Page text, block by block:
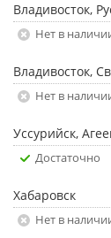
Владивосток,
Нет в
Владивосток,
Нет в
Уссурийск,
Достаточно
Хабаровск
Нет в